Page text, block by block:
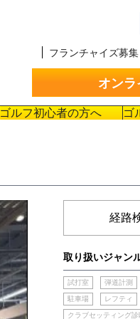
フランチャイズ募集
オンラ
ゴルフ初心者の方へ ゴ
経路
取り扱いジャン
試打室 弾道計測
駐車場 レフティ
クラブセッティング診